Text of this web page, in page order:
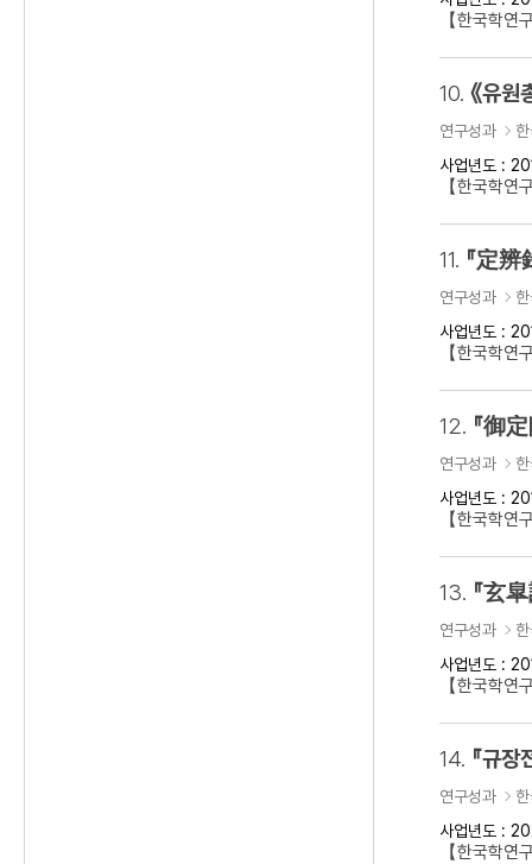
【한국학
10. 《유
연구성과
사업년도 :
【한국학
11. 『定辨
연구성과
사업년도 :
【한국학
12. 『御
연구성과
사업년도 :
【한국학
13. 『玄
연구성과
사업년도 :
【한국학
14. 『규
연구성과
사업년도 :
【한국학